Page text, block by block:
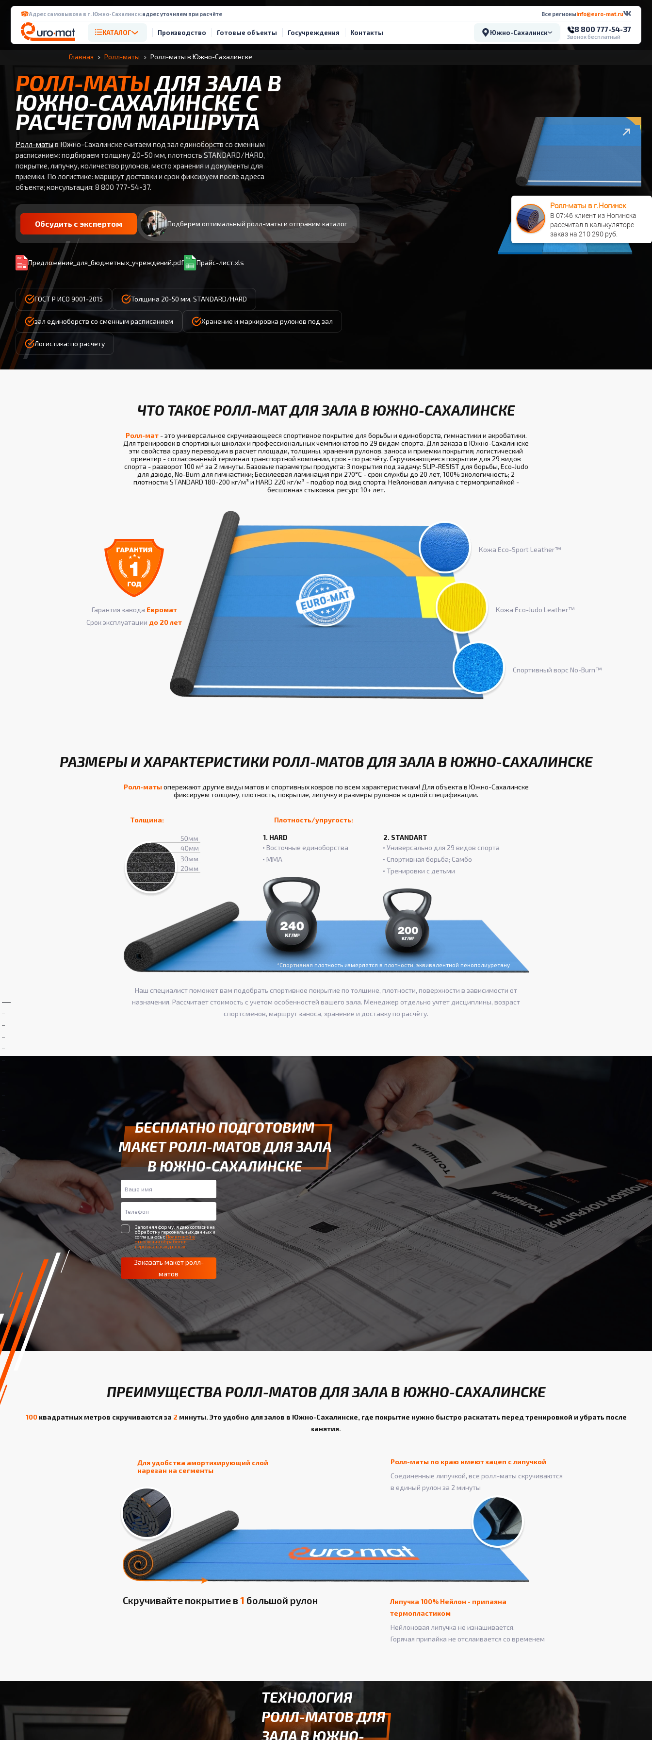
Адрес самовывоза в г. Южно-Сахалинск:адрес уточняем при расчёте Все регионыinfo@euro-mat.ru
КАТАЛОГ Производство Готовые объекты Госучреждения Контакты Южно-Сахалинск 8 800 777-54-37
Звонок бесплатный
Главная Ролл-маты Ролл-маты в Южно-Сахалинске
РОЛЛ-МАТЫДЛЯ ЗАЛА В
ЮЖНО-САХАЛИНСКЕ С
РАСЧЕТОМ МАРШРУТА
Ролл-маты в Южно-Сахалинске считаем под зал единоборств со сменным
расписанием: подбираем толщину 20-50 мм, плотность STANDARD/HARD,
покрытие, липучку, количество рулонов, место хранения и документы для
приемки. По логистике: маршрут доставки и срок фиксируем после адреса
объекта; консультация: 8 800 777-54-37.
Обсудить с экспертом Подберем оптимальный ролл-маты и отправим каталог
Предложение_для_бюджетных_учреждений.pdf Прайс-лист.xls
ГОСТ Р ИСО 9001-2015 Толщина 20-50 мм, STANDARD/HARD
зал единоборств со сменным расписанием Хранение и маркировка рулонов под зал
Логистика: по расчету
ЧТО ТАКОЕ РОЛЛ-МАТ ДЛЯ ЗАЛА В ЮЖНО-САХАЛИНСКЕ
Ролл-мат- это универсальное скручивающееся спортивное покрытие для борьбы и единоборств, гимнастики и акробатики.
Для тренировок в спортивных школах и профессиональных чемпионатов по 29 видам спорта. Для заказа в Южно-Сахалинске
эти свойства сразу переводим в расчет площади, толщины, хранения рулонов, заноса и приемки покрытия; логистический
ориентир - согласованный терминал транспортной компании, срок - по расчёту. Скручивающееся покрытие для 29 видов
спорта - разворот 100 м² за 2 минуты. Базовые параметры продукта: 3 покрытия под задачу: SLIP-RESIST для борьбы, Eco-Judo
для дзюдо, No-Burn для гимнастики; Бесклеевая ламинация при 270°С - срок службы до 20 лет, 100% экологичность; 2
плотности: STANDARD 180-200 кг/м³ и HARD 220 кг/м³ - подбор под вид спорта; Нейлоновая липучка с термоприпайкой -
бесшовная стыковка, ресурс 10+ лет.
Кожа Eco-Sport Leather™
Кожа Eco-Judo Leather™
Спортивный ворс No-Burn™
Гарантия завода Евромат
Срок эксплуатации до 20 лет
РАЗМЕРЫ И ХАРАКТЕРИСТИКИ РОЛЛ-МАТОВ ДЛЯ ЗАЛА В ЮЖНО-САХАЛИНСКЕ
Ролл-матыопережают другие виды матов и спортивных ковров по всем характеристикам! Для объекта в Южно-Сахалинске
фиксируем толщину, плотность, покрытие, липучку и размеры рулонов в одной спецификации.
Толщина: Плотность/упругость:
1. HARD
Восточные единоборства
ММА
2. STANDART
Универсально для 29 видов спорта
Спортивная борьба; Самбо
Тренировки с детьми
*Спортивная плотность измеряется в плотности, эквивалентной пенополиуретану
Наш специалист поможет вам подобрать спортивное покрытие по толщине, плотности, поверхности в зависимости от
назначения. Рассчитает стоимость с учетом особенностей вашего зала. Менеджер отдельно учтет дисциплины, возраст
спортсменов, маршрут заноса, хранение и доставку по расчёту.
БЕСПЛАТНО ПОДГОТОВИМ
МАКЕТ РОЛЛ-МАТОВ ДЛЯ ЗАЛА
В ЮЖНО-САХАЛИНСКЕ
Заполняя форму, я даю согласие на
обработку персональных данных и
соглашаюсь с Политикой в
отношении обработки
персональных данных
Заказать макет ролл-
матов
ПРЕИМУЩЕСТВА РОЛЛ-МАТОВ ДЛЯ ЗАЛА В ЮЖНО-САХАЛИНСКЕ
100квадратных метров скручиваются за 2 минуты. Это удобно для залов в Южно-Сахалинске, где покрытие нужно быстро раскатать перед тренировкой и убрать после
занятия.
Скручивайте покрытие в 1 большой рулон
Для удобства амортизирующий слой
нарезан на сегменты
Ролл-маты по краю имеют зацеп с липучкой
Соединенные липучкой, все ролл-маты скручиваются
в единый рулон за 2 минуты
Липучка 100% Нейлон - припаяна
термопластиком
Нейлоновая липучка не изнашивается.
Горячая припайка не отслаивается со временем
ТЕХНОЛОГИЯ
РОЛЛ-МАТОВ ДЛЯ
ЗАЛА В ЮЖНО-
Ролл-маты в г.Ногинск
В 07:46 клиент из Ногинска
рассчитал в калькуляторе
заказ на 210 290 руб.